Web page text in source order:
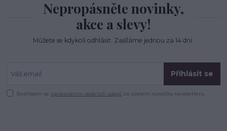
Nepropásněte novinky,
akce a slevy!
Můžete se kdykoli odhlásit. Zasíláme jednou za 14 dní.
Přihlásit se
Souhlasím se zpracováním osobních údajů za účelem rozesílky newsletteru.